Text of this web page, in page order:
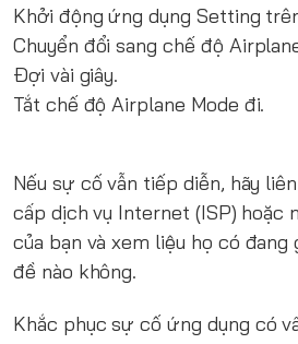
Khởi động ứng dụng Setting
Chuyển đổi sang chế độ
Đợi vài giây.
Tắt chế độ Airplane Mode đi.
Nếu sự cố vẫn tiếp diễn, hãy
cấp dịch vụ Internet (ISP) hoặc
của bạn và xem liệu họ có đang
đề nào không.
Khắc phục sự cố ứng dụng có